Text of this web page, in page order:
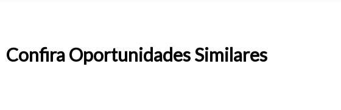
Confira Oportunidades Similares